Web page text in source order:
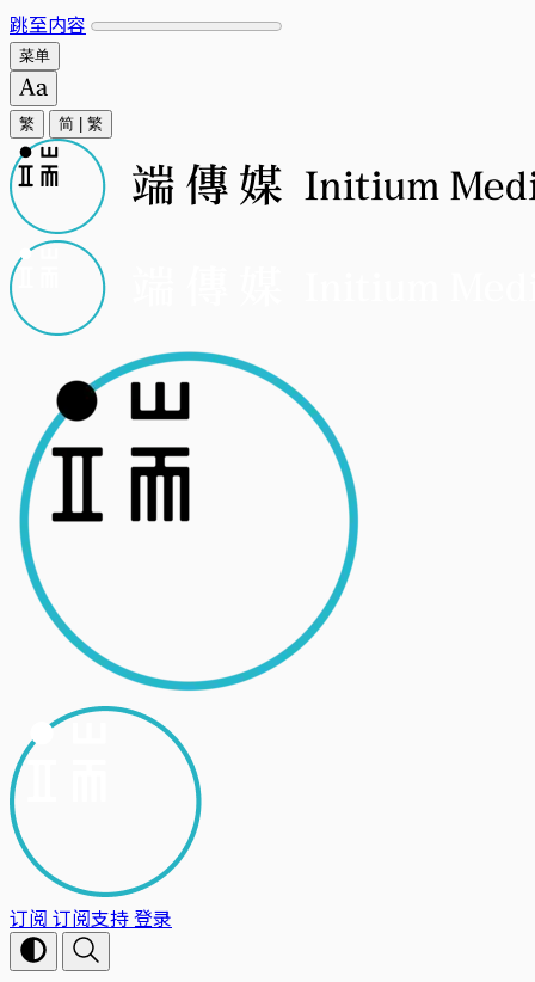
跳至内容
菜单
繁 简 繁
订阅 订阅支持登录